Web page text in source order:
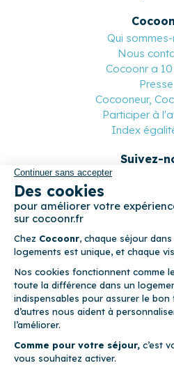
Qui
Nous
Cocoonr a
Presse
Cocooneur,
Participer à
Index
Suivez-
location–CGU – Politique de